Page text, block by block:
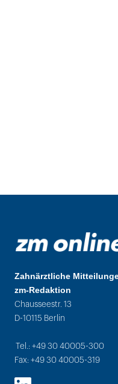
Zahnärztliche
zm-Redaktion
Chausseestr. 13
D-10115 Berlin
Tel.: +49 30 40005-300
Fax: +49 30 40005-319